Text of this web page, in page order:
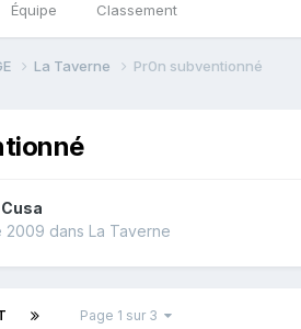
Équipe Classement
La Taverne Pr0n subventionné
2009 dans La Taverne
Page 1 sur 3